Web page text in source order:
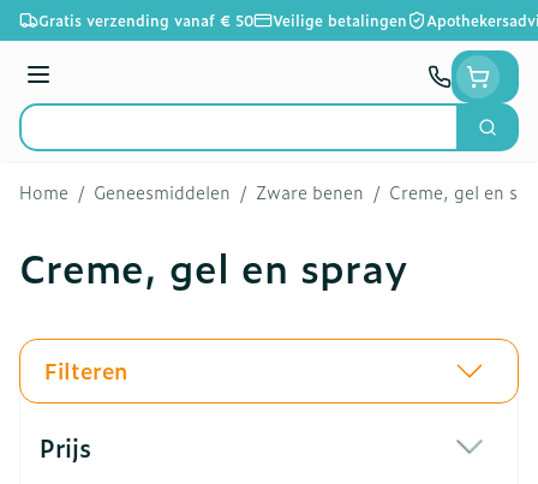
Ga naar de inhoud
Gratis verzending vanaf € 50 Veilige betalingen
Menu
Product, merk, categorie...
Zoek
Home / Geneesmiddelen / Zware benen / Creme, gel en
Creme, gel en spray
Filteren
Prijs